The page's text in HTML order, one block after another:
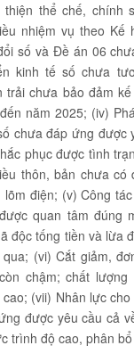
thể chế, chính
nhiệm vụ theo Kế
số và Đề án 06
kinh tế số chưa
trải chưa bảo đảm
năm 2025; (iv)
chưa đáp ứng được
phục được tình
thôn, bản chưa có
lõm điện; (v) Công
quan tâm đúng
độc tống tiền và lừa
(vi) Cắt giảm,
chậm; chất
(vii) Nhân lực
được yêu cầu cả
trình độ cao, phân